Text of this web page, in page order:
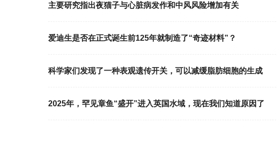
主要研究指出夜猫子与心脏病发作和中风风险增加有关
爱迪生是否在正式诞生前125年就制造了“奇迹材料”？
科学家们发现了一种表观遗传开关，可以减缓脂肪细胞的生成
2025年，罕见章鱼“盛开”进入英国水域，现在我们知道原因了